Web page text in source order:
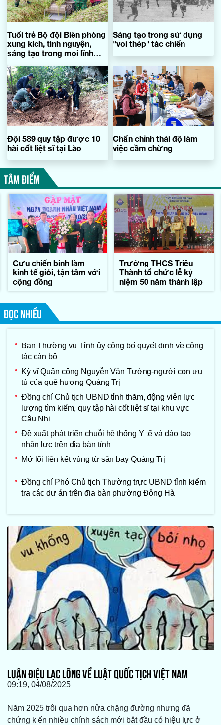
Tuổi trẻ Bộ đội Biên phòng
xung kích, tình nguyện,
sáng tạo trong mọi lĩnh
Sáng tạo trong sử dụng
"voi thép" tác chiến
Đội 589 quy tập được 10
hài cốt liệt sĩ tại Lào
Chấn chỉnh thái độ làm
việc cầm chừng
TÂM ĐIỂM
Cựu chiến binh làm
kinh tế giỏi, tận tâm với
cộng đồng
Trường THCS Triệu
Thành tổ chức lễ kỷ
niệm 50 năm thành lập
ĐỌC NHIỀU
Ban Thường vụ Tỉnh ủy công bố quyết định về công
tác cán bộ
Kỳ vĩ Quận công Nguyễn Văn Tường-người con ưu
tú của quê hương Quảng Trị
Đồng chí Chủ tịch UBND tỉnh thăm, động viên lực
lượng tìm kiếm, quy tập hài cốt liệt sĩ tại khu vực
Câu Nhi
Đề xuất phát triển chuỗi hệ thống Y tế và đào tạo
nhân lực trên địa bàn tỉnh
Mở lối liên kết vùng từ sân bay Quảng Trị
Đồng chí Phó Chủ tịch Thường trực UBND tỉnh kiểm
tra các dự án trên địa bàn phường Đông Hà
LUẬN ĐIỆU LẠC LÕNG VỀ LUẬT QUỐC TỊCH VIỆT NAM
09:19, 04/08/2025
Năm 2025 trôi qua hơn nửa chặng đường nhưng đã
chứng kiến nhiều chính sách mới bắt đầu có hiệu lực ở